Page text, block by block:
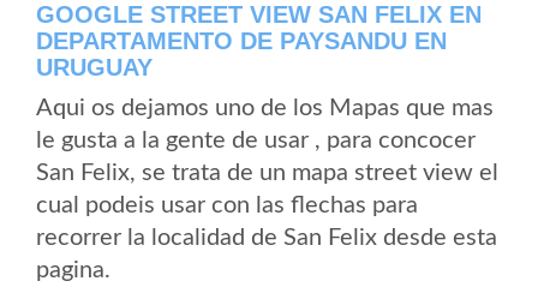
GOOGLE STREET VIEW SAN FELIX EN
DEPARTAMENTO DE PAYSANDU EN
URUGUAY
Aqui os dejamos uno de los Mapas que mas
le gusta a la gente de usar , para concocer
San Felix, se trata de un mapa street view el
cual podeis usar con las flechas para
recorrer la localidad de San Felix desde esta
pagina.